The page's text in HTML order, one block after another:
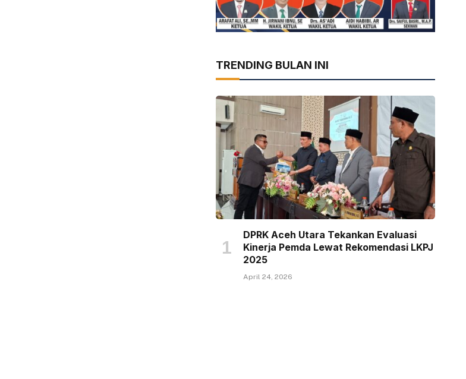
TRENDING BULAN INI
DPRK Aceh Utara Tekankan Evaluasi
Kinerja Pemda Lewat Rekomendasi LKPJ
2025
April 24, 2026